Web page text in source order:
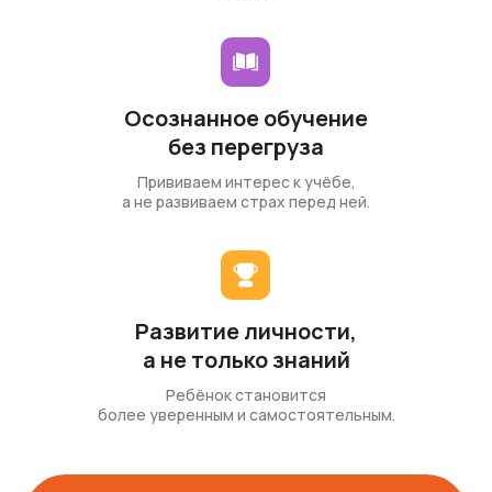
Ребёнок становится
более уверенным и самостоятельным.
Развитие личности,
а не только знаний
Прививаем интерес к учёбе,
а не развиваем страх перед ней.
Осознанное обучение
без перегруза